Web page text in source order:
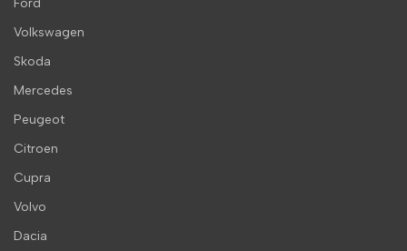
Ford
Volkswagen
Skoda
Mercedes
Peugeot
Citroen
Cupra
Volvo
Dacia